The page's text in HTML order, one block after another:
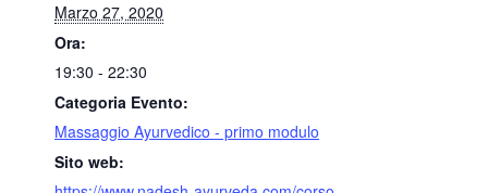
Marzo 27, 2020
Ora:
19:30 - 22:30
Categoria Evento:
Massaggio Ayurvedico - primo modulo
Sito web: